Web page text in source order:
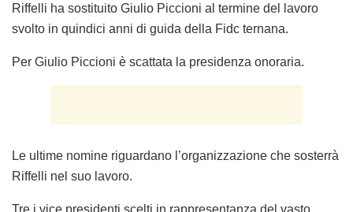
Riffelli ha sostituito Giulio Piccioni al termine del lavoro
svolto in quindici anni di guida della Fidc ternana.
Per Giulio Piccioni è scattata la presidenza onoraria.
Le ultime nomine riguardano l’organizzazione che sosterrà
Riffelli nel suo lavoro.
Tre i vice presidenti scelti in rappresentanza del vasto